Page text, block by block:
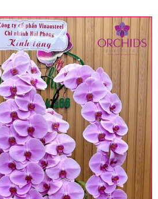
ship giao trong nội thành,
theo yêu cầu khách
liên kết với các cửa hàng
vụ giao hoa tận nơi, mỗi
giá khác nhau (tùy vào chi
vật liệu,..) nên giá có thể sẽ
yết trên website. Khách
vui lòng chủ động hỏi lại
shop sẽ chủ động báo giá
chỉ giao hàng cụ thể.